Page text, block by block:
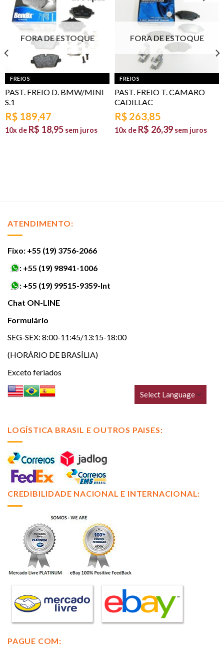
FORA DE ESTOQUE
FREIOS
PAST. FREIO D. BMW/MINI
S.1
R$ 189,47
10x de R$ 18,95 sem juros
FORA DE ESTOQUE
FREIOS
PAST. FREIO T. CAMARO
CADILLAC
R$ 263,85
10x de R$ 26,39 sem juros
ATENDIMENTO:
Fixo: +55 (19) 3756-2066
: +55 (19) 98941-1006
: +55 (19) 99515-9359-Int
Chat ON-LINE
Formulário
SEG-SEX: 8:00-11:45/13:15-18:00
(HORÁRIO DE BRASÍLIA)
Exceto feriados
LOGÍSTICA BRASIL E OUTROS PAISES:
CREDIBILIDADE NACIONAL E INTERNACIONAL:
PAGUE COM: